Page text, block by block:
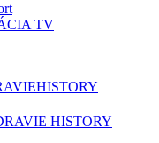
TV
HISTORY
HISTORY